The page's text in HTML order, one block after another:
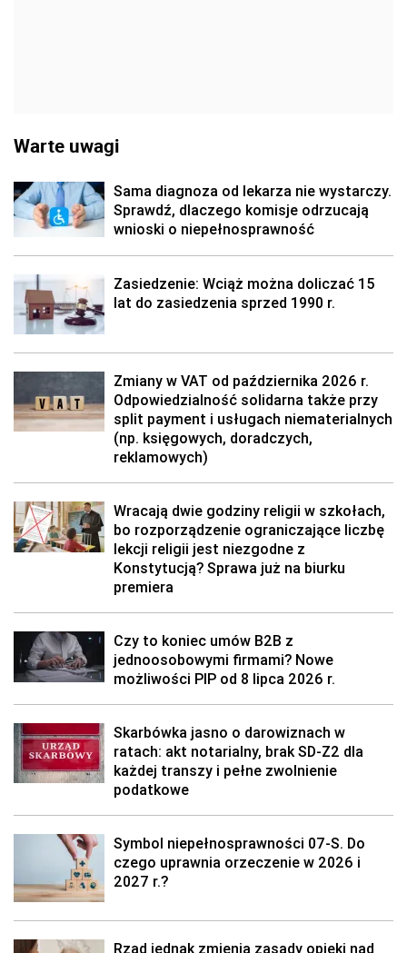
Warte uwagi
Sama diagnoza od lekarza nie wystarczy.
Sprawdź, dlaczego komisje odrzucają
wnioski o niepełnosprawność
Zasiedzenie: Wciąż można doliczać 15
lat do zasiedzenia sprzed 1990 r.
Zmiany w VAT od października 2026 r.
Odpowiedzialność solidarna także przy
split payment i usługach niematerialnych
(np. księgowych, doradczych,
reklamowych)
Wracają dwie godziny religii w szkołach,
bo rozporządzenie ograniczające liczbę
lekcji religii jest niezgodne z
Konstytucją? Sprawa już na biurku
premiera
Czy to koniec umów B2B z
jednoosobowymi firmami? Nowe
możliwości PIP od 8 lipca 2026 r.
Skarbówka jasno o darowiznach w
ratach: akt notarialny, brak SD-Z2 dla
każdej transzy i pełne zwolnienie
podatkowe
Symbol niepełnosprawności 07-S. Do
czego uprawnia orzeczenie w 2026 i
2027 r.?
Rząd jednak zmienia zasady opieki nad